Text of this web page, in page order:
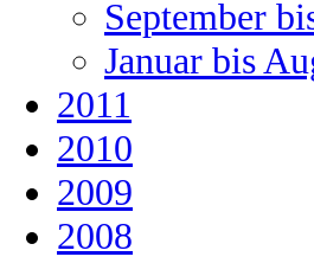
September
Januar bis
2011
2010
2009
2008